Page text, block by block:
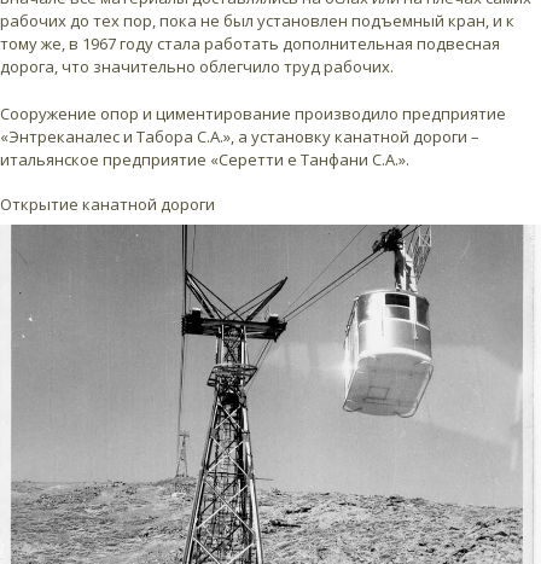
рабочих до тех пор, пока не был установлен подъемный кран, и к
тому же, в 1967 году стала работать дополнительная подвесная
дорога, что значительно облегчило труд рабочих.
Сооружение опор и циментирование производило предприятие
«Энтреканалес и Табора С.А.», а установку канатной дороги –
итальянское предприятие «Серетти е Танфани С.А.».
Открытие канатной дороги